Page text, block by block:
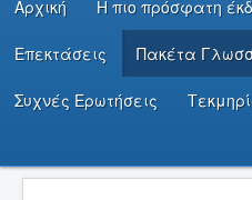
Αρχική Η πιο πρόσφατη
Επεκτάσεις Πακέτα
Συχνές Ερωτήσεις